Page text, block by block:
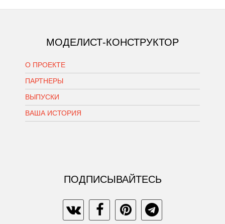
МОДЕЛИСТ-КОНСТРУКТОР
О ПРОЕКТЕ
ПАРТНЕРЫ
ВЫПУСКИ
ВАША ИСТОРИЯ
ПОДПИСЫВАЙТЕСЬ